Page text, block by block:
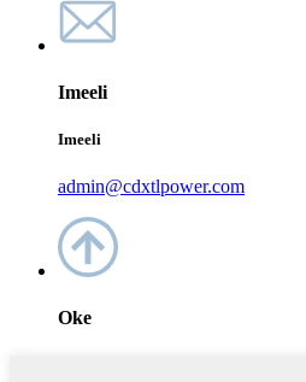
Imeeli
Imeeli
admin@cdxtlpower.com
Oke